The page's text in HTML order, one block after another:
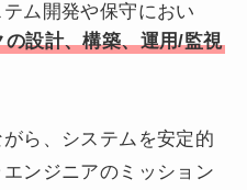
ム開発や保守におい
設計、構築、運用/監視
ら、システムを安定的
ンジニアのミッション